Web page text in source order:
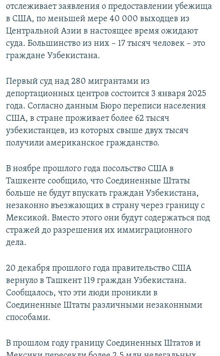
отслеживает заявления о предоставлении убежища
в США, по меньшей мере 40 000 выходцев из
Центральной Азии в настоящее время ожидают
суда. Большинство из них – 17 тысяч человек – это
граждане Узбекистана.
Первый суд над 280 мигрантами из
депортационных центров состоится 3 января 2025
года. Согласно данным Бюро переписи населения
США, в стране проживает более 62 тысяч
узбекистанцев, из которых свыше двух тысяч
получили американское гражданство.
В ноябре прошлого года посольство США в
Ташкенте сообщило, что Соединенные Штаты
больше не будут впускать граждан Узбекистана,
незаконно въезжающих в страну через границу с
Мексикой. Вместо этого они будут содержаться под
стражей до разрешения их иммиграционного
дела.
20 декабря прошлого года правительство США
вернуло в Ташкент 119 граждан Узбекистана.
Сообщалось, что эти люди проникли в
Соединенные Штаты различными незаконными
способами.
В прошлом году границу Соединенных Штатов и